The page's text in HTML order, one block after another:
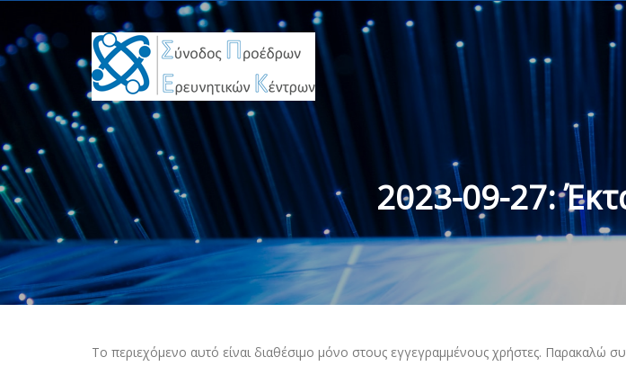
2023-09-27:
Το περιεχόμενο αυτό είναι διαθέσιμο μόνο στους εγγεγραμμένους χρήστες. Παρακαλώ